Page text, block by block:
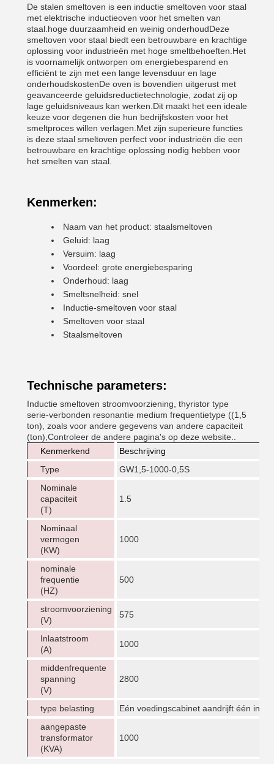
De stalen smeltoven is een inductie smeltoven voor staal
met elektrische inductieoven voor het smelten van
staal.hoge duurzaamheid en weinig onderhoudDeze
smeltoven voor staal biedt een betrouwbare en krachtige
oplossing voor industrieën met hoge smeltbehoeften.Het
is voornamelijk ontworpen om energiebesparend en
efficiënt te zijn met een lange levensduur en lage
onderhoudskostenDe oven is bovendien uitgerust met
geavanceerde geluidsreductietechnologie, zodat zij op
lage geluidsniveaus kan werken.Dit maakt het een ideale
keuze voor degenen die hun bedrijfskosten voor het
smeltproces willen verlagen.Met zijn superieure functies
is deze staal smeltoven perfect voor industrieën die een
betrouwbare en krachtige oplossing nodig hebben voor
het smelten van staal.
Kenmerken:
Naam van het product: staalsmeltoven
Geluid: laag
Versuim: laag
Voordeel: grote energiebesparing
Onderhoud: laag
Smeltsnelheid: snel
Inductie-smeltoven voor staal
Smeltoven voor staal
Staalsmeltoven
Technische parameters:
Inductie smeltoven stroomvoorziening, thyristor type
serie-verbonden resonantie medium frequentietype ((1,5
ton), zoals voor andere gegevens van andere capaciteit
(ton),Controleer de andere pagina's op deze website..
Kenmerkend
Beschrijving
Type
GW1,5-1000-0,5S
Nominale
capaciteit
(T)
1.5
Nominaal
vermogen
(KW)
1000
nominale
frequentie
(HZ)
500
stroomvoorziening
(V)
575
Inlaatstroom
(A)
1000
middenfrequente
spanning
(V)
2800
type belasting
Eén voedingscabinet aandrijft één
aangepaste
transformator
(KVA)
1000